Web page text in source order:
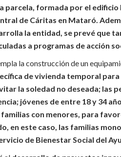
parcela, formada por el
de Cáritas en Mataró.
la entidad, se prevé que
a programas de acción
la construcción de un
de vivienda temporal
la soledad no deseada; las
jóvenes de entre 18 y 34
familias con menores, para
en este caso, las familias
de Bienestar Social del